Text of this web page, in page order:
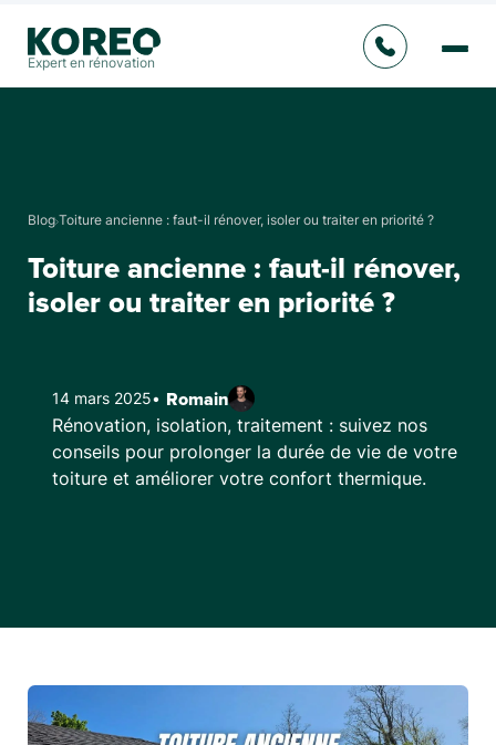
Expert en rénovation
Blog Toiture ancienne : faut-il rénover, isoler ou traiter en priorité ?
Toiture ancienne : faut-il rénover,
isoler ou traiter en priorité ?
14 mars 2025• Romain
Rénovation, isolation, traitement : suivez nos
conseils pour prolonger la durée de vie de votre
toiture et améliorer votre confort thermique.